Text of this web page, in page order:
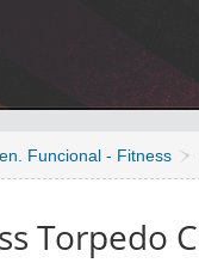
Funcional - Fitness
Torpedo